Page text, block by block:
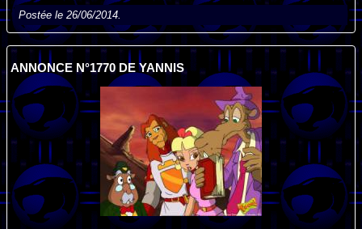
Postée le 26/06/2014.
ANNONCE N°1770 DE YANNIS